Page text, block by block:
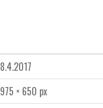
8.4.2017
975 × 650 px